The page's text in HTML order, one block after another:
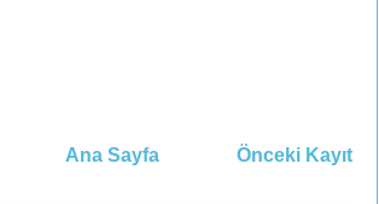
Önceki Kayıt
Ana Sayfa